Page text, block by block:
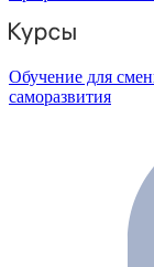
Обучение для
саморазвития